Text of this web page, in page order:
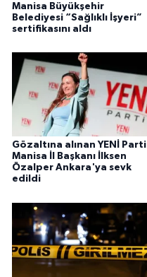
Manisa Büyükşehir
Belediyesi “Sağlıklı İşyeri”
sertifikasını aldı
Gözaltına alınan YENİ Parti
Manisa İl Başkanı İlksen
Özalper Ankara'ya sevk
edildi